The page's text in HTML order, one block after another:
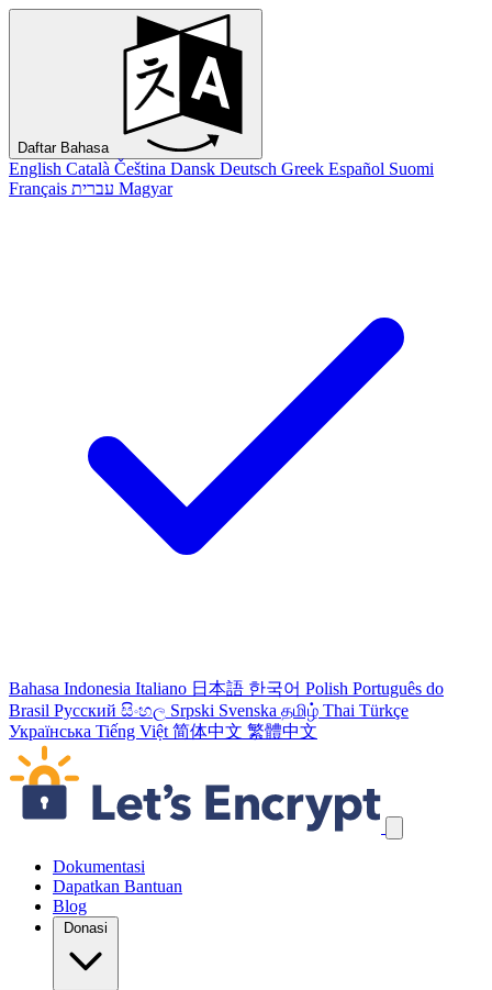
Daftar Bahasa
English Català Čeština Dansk Deutsch Greek Español Suomi
Français עברית Magyar
Bahasa Indonesia Italiano 日本語 한국어 Polish Português do
Brasil Русский සිංහල Srpski Svenska தமிழ் Thai Türkçe
Українська Tiếng Việt 简体中文 繁體中文
Lewati tautan navigasi
Dokumentasi
Dapatkan Bantuan
Blog
Donasi